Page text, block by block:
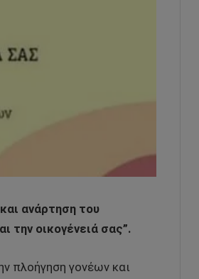
ανάρτηση του
την οικογένειά σας”.
πλοήγηση γονέων και